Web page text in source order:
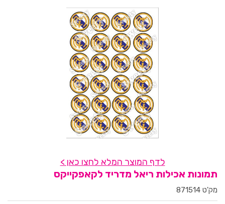
לדף המוצר המלא לחצו כאן >
תמונות אכילות ריאל מדריד לקאפקייקס
מק'ט 871514